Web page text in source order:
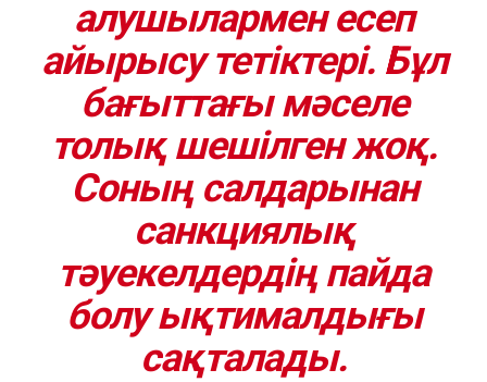
алушылармен есеп
айырысу тетіктері. Бұл
бағыттағы мәселе
толық шешілген жоқ.
Соның салдарынан
санкциялық
тәуекелдердің пайда
болу ықтималдығы
сақталады.